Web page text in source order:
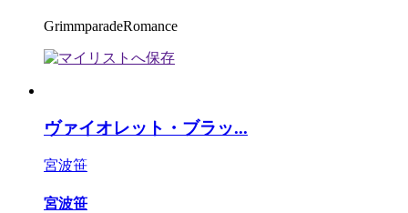
GrimmparadeRomance
ヴァイオレット・ブラッ...
宮波笹
宮波笹